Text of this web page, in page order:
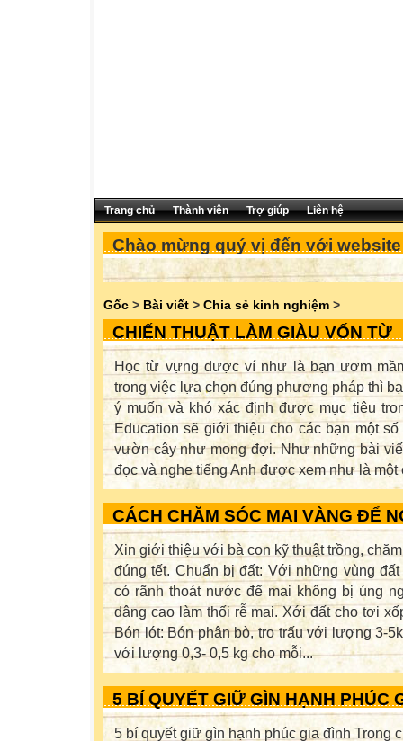
Trang chủ Thành viên Trợ giúp Liên hệ
Chào mừng quý vị đến với website
Gốc > Bài viết > Chia sẻ kinh nghiệm >
CHIẾN THUẬT LÀM GIÀU VỐN TỪ
Học từ vựng được ví như là bạn ươm
trong việc lựa chọn đúng phương pháp thì
ý muốn và khó xác định được mục tiêu
Education sẽ giới thiệu cho các bạn một
vườn cây như mong đợi. Như những bài
đọc và nghe tiếng Anh được xem như là một
CÁCH CHĂM SÓC MAI VÀNG ĐỂ
Xin giới thiệu với bà con kỹ thuật trồng,
đúng tết. Chuẩn bị đất: Với những vùng
có rãnh thoát nước để mai không bị úng
dâng cao làm thối rễ mai. Xới đất cho tơi
Bón lót: Bón phân bò, tro trấu với lượng 3-
với lượng 0,3- 0,5 kg cho mỗi...
5 BÍ QUYẾT GIỮ GÌN HẠNH PHÚC
5 bí quyết giữ gìn hạnh phúc gia đình Trong